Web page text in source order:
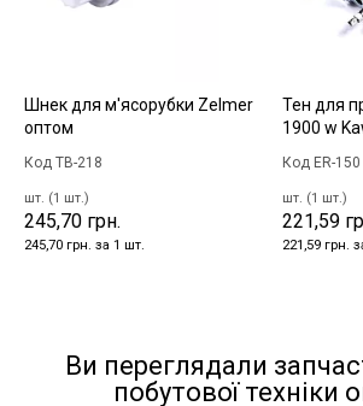
Шнек для м'ясорубки Zelmer
оптом
Код TB-218
шт. (1 шт.)
245,70 грн.
245,70 грн. за 1 шт.
Тен для
1900 w
Код ER-150
шт. (1 шт.)
221,59
221,59 грн.
Ви переглядали
побутової техніки